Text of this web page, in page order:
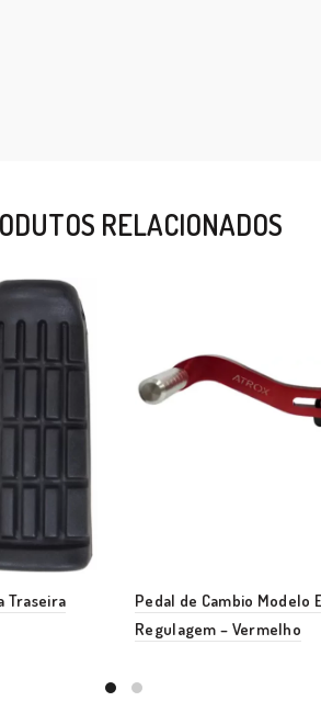
RELACIONADOS
Traseira
Pedal de Cambio Modelo
Regulagem – Vermelho